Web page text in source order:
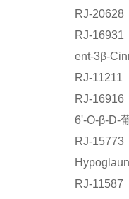
RJ-
RJ-
ent-3β-
RJ-
RJ-
6'-O-β-D-
RJ-
RJ-